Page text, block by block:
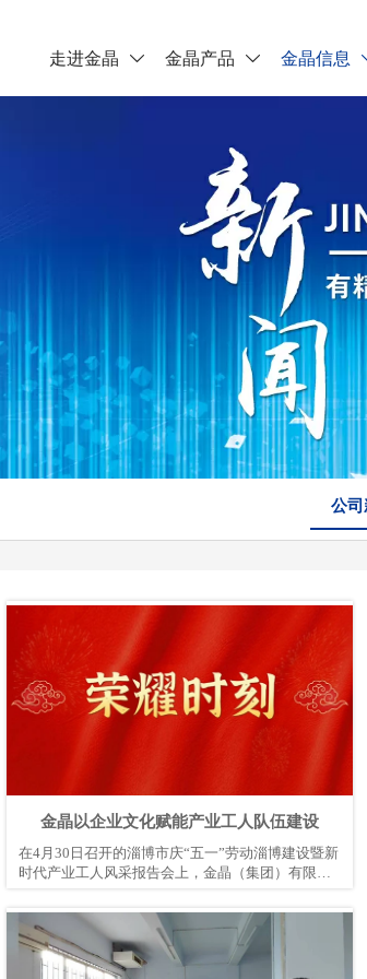
走进金晶  金晶产品  金晶信息
公司
金晶以企业文化赋能产业工人队伍建设
在4月30日召开的淄博市庆“五一”劳动淄博建设暨新
时代产业工人风采报告会上，金晶（集团）有限公
登榜淄博市“产业工人队伍建设引领企业50强”。同
时，集团下属分子公司淄博金晶新能源有限公司产
品部经理、工程师王光超入选“新时代产业工人代表
100人”。